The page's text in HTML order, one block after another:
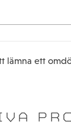
lämna ett